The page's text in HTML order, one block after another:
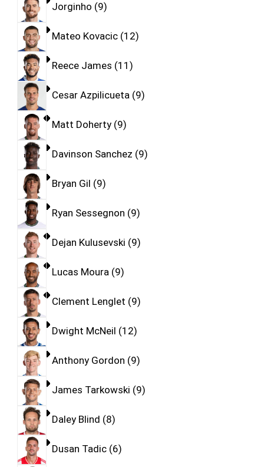
Jorginho 9
Mateo Kovacic 12
Reece James 11
Cesar Azpilicueta 9
Matt Doherty 9
Davinson Sanchez 9
Bryan Gil 9
Ryan Sessegnon 9
Dejan Kulusevski 9
Lucas Moura 9
Clement Lenglet 9
Dwight McNeil 12
Anthony Gordon 9
James Tarkowski 9
Daley Blind 8
Dusan Tadic 6